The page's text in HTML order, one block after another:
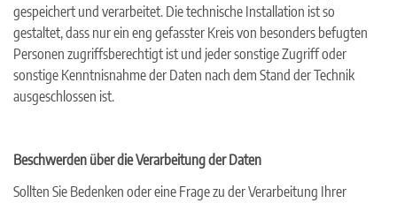
gespeichert und verarbeitet. Die technische Installation ist so
gestaltet, dass nur ein eng gefasster Kreis von besonders befugten
Personen zugriffsberechtigt ist und jeder sonstige Zugriff oder
sonstige Kenntnisnahme der Daten nach dem Stand der Technik
ausgeschlossen ist.
Beschwerden über die Verarbeitung der Daten
Sollten Sie Bedenken oder eine Frage zu der Verarbeitung Ihrer